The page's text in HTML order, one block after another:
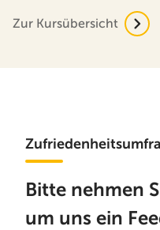
Zur Kursübersicht
Bitte nehmen
um uns ein